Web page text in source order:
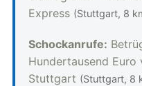
Express (Stuttgart, 8
Schockanrufe:
Hundertausend Euro
Stuttgart (Stuttgart, 8